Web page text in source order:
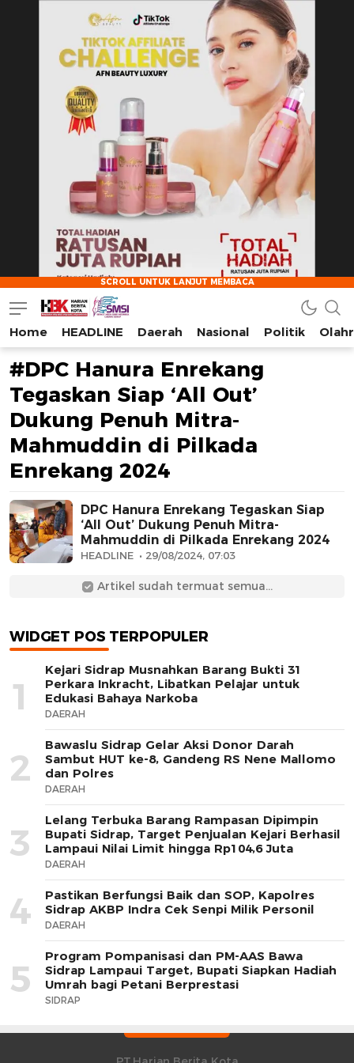
HarianBeritaKota
Mengabarkan Setiap Detil, Sudut, dan Cerita Kota
Home HEADLINE Daerah Nasional Politik
#DPC Hanura Enrekang
Tegaskan Siap ‘All Out’
Dukung Penuh Mitra-
Mahmuddin di Pilkada
Enrekang 2024
DPC Hanura Enrekang Tegaskan Siap
‘All Out’ Dukung Penuh Mitra-
Mahmuddin di Pilkada Enrekang 2024
HEADLINE 29/08/2024, 07:03
Artikel sudah termuat semua...
WIDGET POS TERPOPULER
1
Kejari Sidrap Musnahkan Barang Bukti 31
Perkara Inkracht, Libatkan Pelajar untuk
Edukasi Bahaya Narkoba
DAERAH
2
Bawaslu Sidrap Gelar Aksi Donor Darah
Sambut HUT ke-8, Gandeng RS Nene Mallomo
dan Polres
DAERAH
3
Lelang Terbuka Barang Rampasan Dipimpin
Bupati Sidrap, Target Penjualan Kejari Berhasil
Lampaui Nilai Limit hingga Rp104,6 Juta
DAERAH
4
Pastikan Berfungsi Baik dan SOP, Kapolres
Sidrap AKBP Indra Cek Senpi Milik Personil
DAERAH
5
Program Pompanisasi dan PM-AAS Bawa
Sidrap Lampaui Target, Bupati Siapkan Hadiah
Umrah bagi Petani Berprestasi
SIDRAP